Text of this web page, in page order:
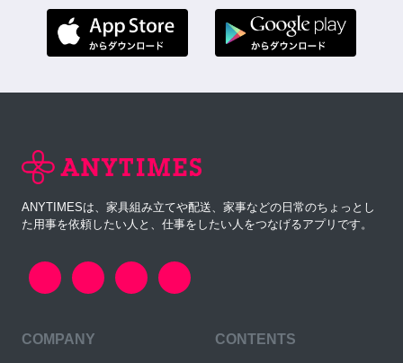
ANYTIMESは、家具組み立てや配送、家事などの日常のちょっとし
た用事を依頼したい人と、仕事をしたい人をつなげるアプリです。
COMPANY CONTENTS